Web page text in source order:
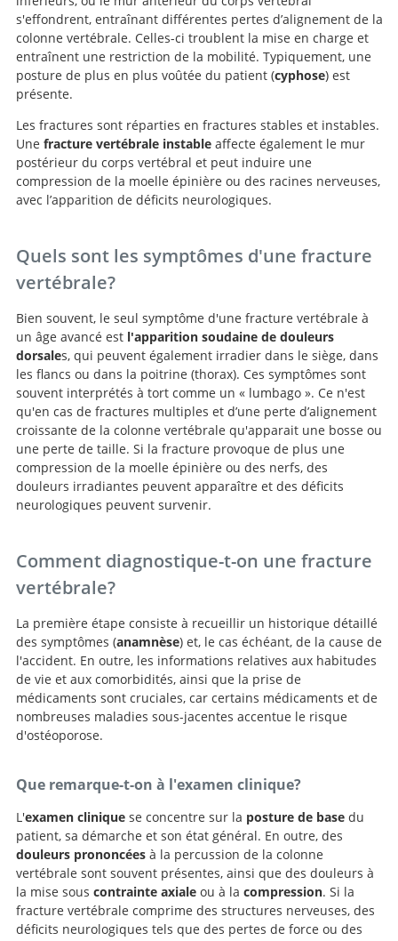
s'effondrent, entraînant différentes pertes d’alignement de la
colonne vertébrale. Celles-ci troublent la mise en charge et
entraînent une restriction de la mobilité. Typiquement, une
posture de plus en plus voûtée du patient (cyphose) est
présente.
Les fractures sont réparties en fractures stables et instables.
Une fracture vertébrale instableaffecte également le mur
postérieur du corps vertébral et peut induire une
compression de la moelle épinière ou des racines nerveuses,
avec l’apparition de déficits neurologiques.
Quels sont les symptômes d'une fracture
vertébrale?
Bien souvent, le seul symptôme d'une fracture vertébrale à
un âge avancé est l'apparition soudaine de douleurs
dorsales, qui peuvent également irradier dans le siège, dans
les flancs ou dans la poitrine (thorax). Ces symptômes sont
souvent interprétés à tort comme un « lumbago ». Ce n'est
qu'en cas de fractures multiples et d’une perte d’alignement
croissante de la colonne vertébrale qu'apparait une bosse ou
une perte de taille. Si la fracture provoque de plus une
compression de la moelle épinière ou des nerfs, des
douleurs irradiantes peuvent apparaître et des déficits
neurologiques peuvent survenir.
Comment diagnostique-t-on une fracture
vertébrale?
La première étape consiste à recueillir un historique détaillé
des symptômes (anamnèse) et, le cas échéant, de la cause de
l'accident. En outre, les informations relatives aux habitudes
de vie et aux comorbidités, ainsi que la prise de
médicaments sont cruciales, car certains médicaments et de
nombreuses maladies sous-jacentes accentue le risque
d'ostéoporose.
Que remarque-t-on à l'examen clinique?
L'examen cliniquese concentre sur la posture de basedu
patient, sa démarche et son état général. En outre, des
douleurs prononcéesà la percussion de la colonne
vertébrale sont souvent présentes, ainsi que des douleurs à
la mise sous contrainte axialeou à la compression. Si la
fracture vertébrale comprime des structures nerveuses, des
déficits neurologiques tels que des pertes de force ou des